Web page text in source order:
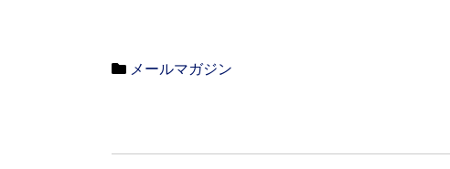
メールマガジン